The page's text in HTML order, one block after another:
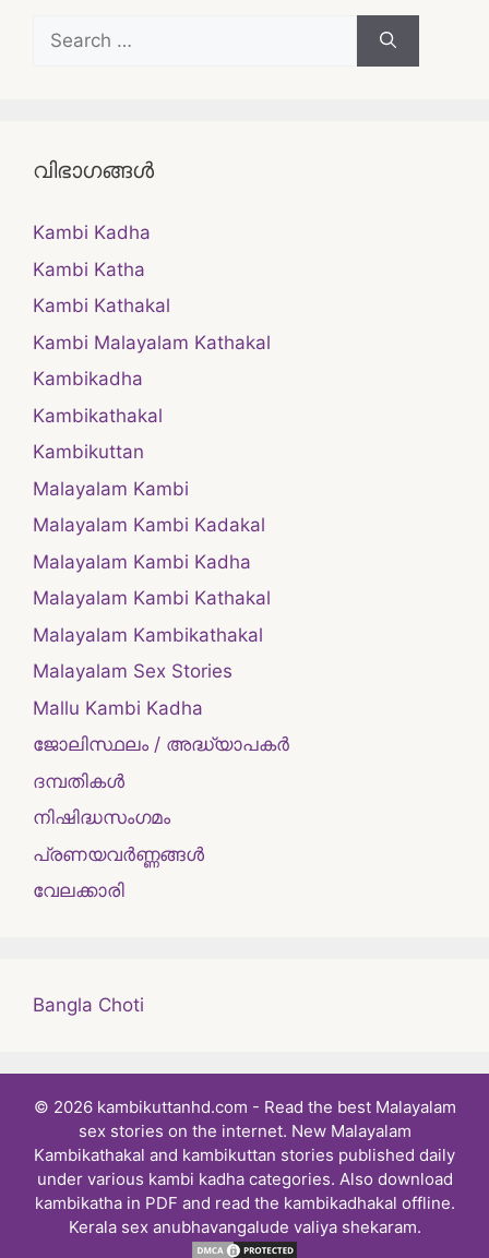
Search
for:
വിഭാഗങ്ങൾ
Kambi Kadha
Kambi Katha
Kambi Kathakal
Kambi Malayalam Kathakal
Kambikadha
Kambikathakal
Kambikuttan
Malayalam Kambi
Malayalam Kambi Kadakal
Malayalam Kambi Kadha
Malayalam Kambi Kathakal
Malayalam Kambikathakal
Malayalam Sex Stories
Mallu Kambi Kadha
ജോലിസ്ഥലം / അദ്ധ്യാപകർ
ദമ്പതികള്‍
നിഷിദ്ധസംഗമം
പ്രണയവർണ്ണങ്ങൾ
വേലക്കാരി
Bangla Choti
© 2026 kambikuttanhd.com - Read the best Malayalam
sex stories on the internet. New Malayalam
Kambikathakal and kambikuttan stories published daily
under various kambi kadha categories. Also download
kambikatha in PDF and read the kambikadhakal offline.
Kerala sex anubhavangalude valiya shekaram.